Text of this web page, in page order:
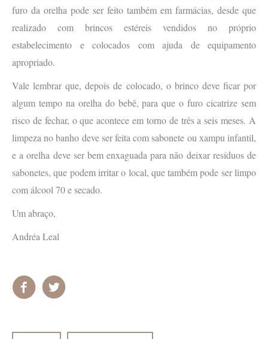
furo da orelha pode ser feito também em farmácias, desde que
realizado com brincos estéreis vendidos no próprio
estabelecimento e colocados com ajuda de equipamento
apropriado.
Vale lembrar que, depois de colocado, o brinco deve ficar por
algum tempo na orelha do bebê, para que o furo cicatrize sem
risco de fechar, o que acontece em torno de três a seis meses. A
limpeza no banho deve ser feita com sabonete ou xampu infantil,
e a orelha deve ser bem enxaguada para não deixar resíduos de
sabonetes, que podem irritar o local, que também pode ser limpo
com álcool 70 e secado.
Um abraço,
Andréa Leal